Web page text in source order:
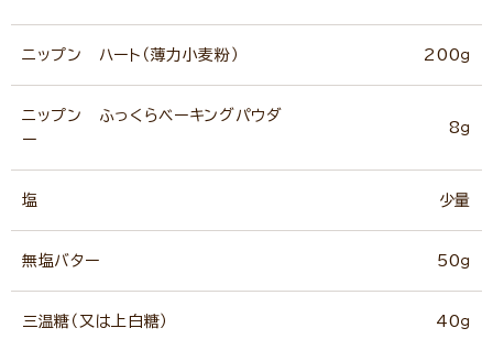
ニップン ハート（薄力小麦粉） 200ｇ
ニップン ふっくらベーキングパウダ
ー
8ｇ
塩 少量
無塩バター 50ｇ
三温糖（又は上白糖） 40ｇ